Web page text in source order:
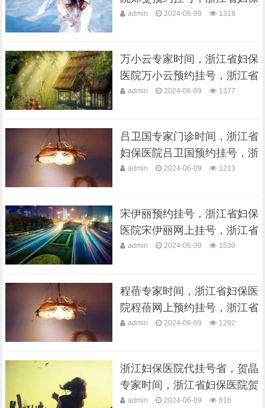
医院郑斐···
admin 2024-06-09 1318
万小云专家时间，浙江省妇保
医院万小云预约挂号，浙江省
妇保医院···
admin 2024-06-09 1377
吕卫国专家门诊时间，浙江省
妇保医院吕卫国预约挂号，浙
江省妇保···
admin 2024-06-09 1213
宋伊丽预约挂号，浙江省妇保
医院宋伊丽网上挂号，浙江省
妇保医院···
admin 2024-06-09 1530
程蓓专家时间，浙江省妇保医
院程蓓网上预约挂号，浙江省
妇产科医···
admin 2024-06-09 1292
浙江妇保医院代挂号省，贺晶
专家时间，浙江省妇保医院贺
晶预约挂···
admin 2024-06-09 816